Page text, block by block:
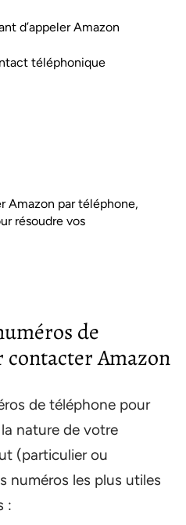
d’appeler Amazon
téléphonique
Amazon par téléphone,
résoudre vos
de
Amazon
de téléphone pour
nature de votre
(particulier ou
numéros les plus utiles
: